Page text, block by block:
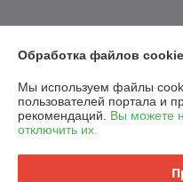
Обработка файлов cookie
Мы используем файлы
пользователей портала и
рекомендаций. Вы можете
отключить их.